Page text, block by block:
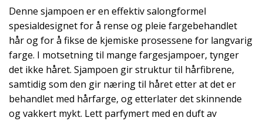
Denne sjampoen er en effektiv salongformel
spesialdesignet for å rense og pleie fargebehandlet
hår og for å fikse de kjemiske prosessene for langvarig
farge. I motsetning til mange fargesjampoer, tynger
det ikke håret. Sjampoen gir struktur til hårfibrene,
samtidig som den gir næring til håret etter at det er
behandlet med hårfarge, og etterlater det skinnende
og vakkert mykt. Lett parfymert med en duft av